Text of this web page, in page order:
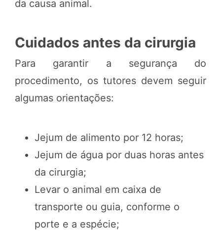
da causa animal.
Cuidados antes da cirurgia
Para garantir a segurança do
procedimento, os tutores devem seguir
algumas orientações:
Jejum de alimento por 12 horas;
Jejum de água por duas horas antes
da cirurgia;
Levar o animal em caixa de
transporte ou guia, conforme o
porte e a espécie;